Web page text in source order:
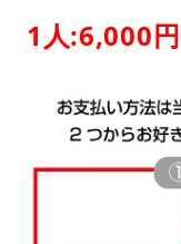
1人:6,000円